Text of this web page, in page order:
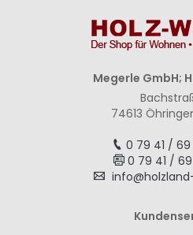
Megerle GmbH;
74613
0 79 41 /
0 79 41 /